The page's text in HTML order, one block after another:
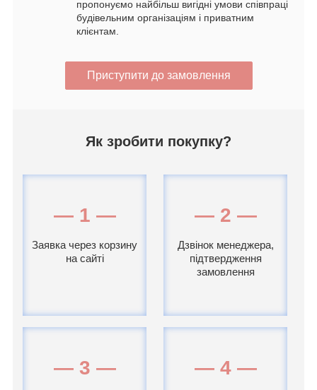
пропонуємо найбільш вигідні умови співпраці
будівельним організаціям і приватним
клієнтам.
Приступити до замовлення
Як зробити покупку?
— 1 —
Заявка через корзину
на сайті
— 2 —
Дзвінок менеджера,
підтвердження
замовлення
— 3 — — 4 —